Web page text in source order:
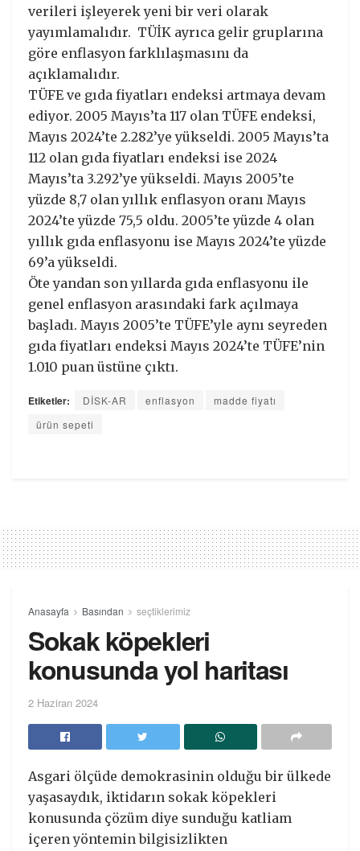
verileri işleyerek yeni bir veri olarak
yayımlamalıdır. TÜİK ayrıca gelir gruplarına
göre enflasyon farklılaşmasını da
açıklamalıdır.
TÜFE ve gıda fiyatları endeksi artmaya devam
ediyor. 2005 Mayıs’ta 117 olan TÜFE endeksi,
Mayıs 2024’te 2.282’ye yükseldi. 2005 Mayıs’ta
112 olan gıda fiyatları endeksi ise 2024
Mayıs’ta 3.292’ye yükseldi. Mayıs 2005’te
yüzde 8,7 olan yıllık enflasyon oranı Mayıs
2024’te yüzde 75,5 oldu. 2005’te yüzde 4 olan
yıllık gıda enflasyonu ise Mayıs 2024’te yüzde
69’a yükseldi.
Öte yandan son yıllarda gıda enflasyonu ile
genel enflasyon arasındaki fark açılmaya
başladı. Mayıs 2005’te TÜFE’yle aynı seyreden
gıda fiyatları endeksi Mayıs 2024’te TÜFE’nin
1.010 puan üstüne çıktı.
Etiketler: DİSK-AR enflasyon
madde fiyatı
ürün sepeti
Anasayfa Basından seçtiklerimiz
Sokak köpekleri
konusunda yol haritası
2 Haziran 2024
Asgari ölçüde demokrasinin olduğu bir ülkede
yaşasaydık, iktidarın sokak köpekleri
konusunda çözüm diye sunduğu katliam
içeren yöntemin bilgisizlikten